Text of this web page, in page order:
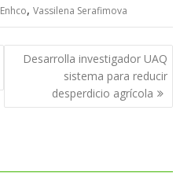
,Vassilena Serafimova
Desarrolla investigador UAQ
sistema para reducir
desperdicio agrícola